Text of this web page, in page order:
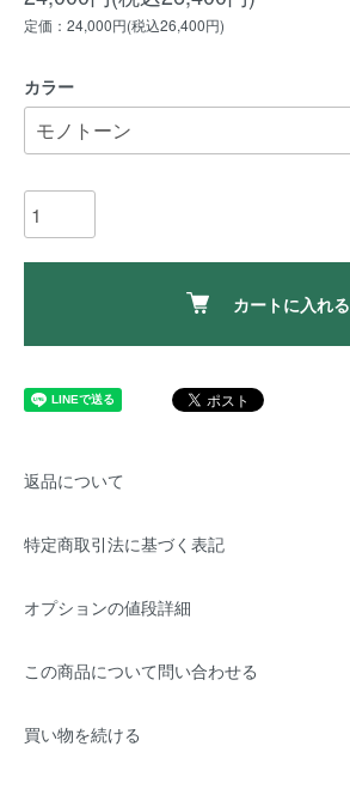
定価：24,000円(税込26,400円)
カラー
カートに入れる
返品について
特定商取引法に基づく表記
オプションの値段詳細
この商品について問い合わせる
買い物を続ける